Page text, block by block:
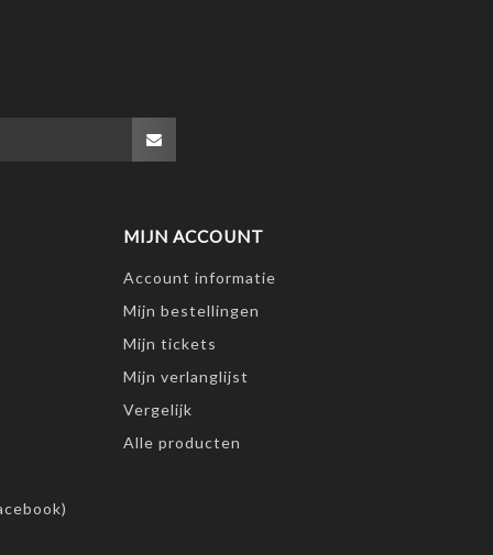
MIJN ACCOUNT
Account informatie
Mijn bestellingen
Mijn tickets
Mijn verlanglijst
Vergelijk
Alle producten